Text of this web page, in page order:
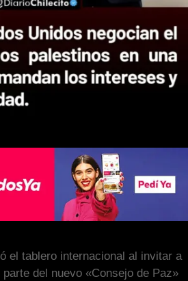
el tablero internacional al invitar a
del nuevo «Consejo de Paz»